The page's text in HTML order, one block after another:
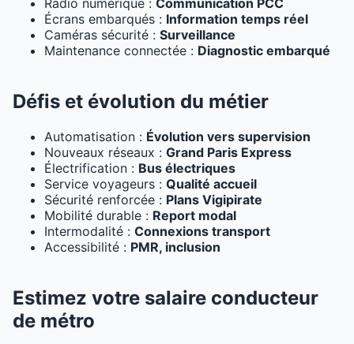
Écrans embarqués : Information temps réel
Caméras sécurité : Surveillance
Maintenance connectée : Diagnostic embarqué
Défis et évolution du métier
Automatisation : Évolution vers supervision
Nouveaux réseaux : Grand Paris Express
Électrification : Bus électriques
Service voyageurs : Qualité accueil
Sécurité renforcée : Plans Vigipirate
Mobilité durable : Report modal
Intermodalité : Connexions transport
Accessibilité : PMR, inclusion
Estimez votre salaire conducteur
de métro